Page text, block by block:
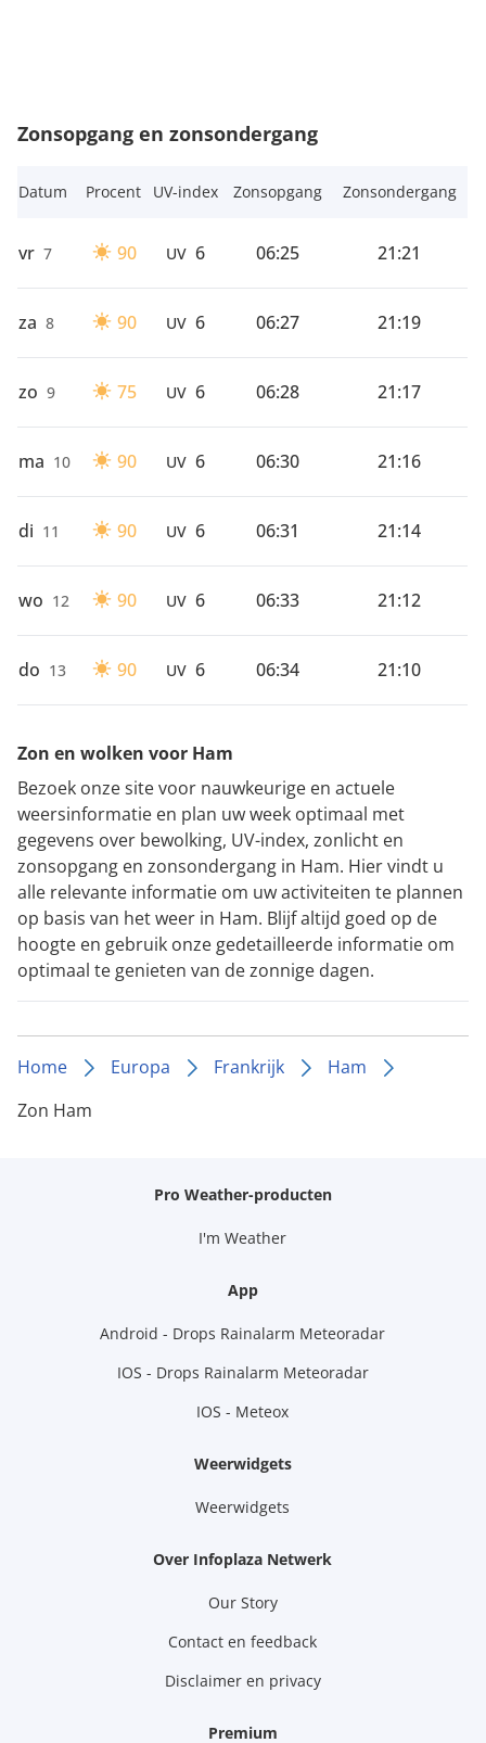
Zonsopgang en zonsondergang
Datum Procent UV-index Zonsopgang Zonsondergang
vr 7 90 UV 6 06:25 21:21
za 8 90 UV 6 06:27 21:19
zo 9 75 UV 6 06:28 21:17
ma 10 90 UV 6 06:30 21:16
di 11 90 UV 6 06:31 21:14
wo 12 90 UV 6 06:33 21:12
do 13 90 UV 6 06:34 21:10
Zon en wolken voor Ham
Bezoek onze site voor nauwkeurige en actuele
weersinformatie en plan uw week optimaal met
gegevens over bewolking, UV-index, zonlicht en
zonsopgang en zonsondergang in Ham. Hier vindt u
alle relevante informatie om uw activiteiten te plannen
op basis van het weer in Ham. Blijf altijd goed op de
hoogte en gebruik onze gedetailleerde informatie om
optimaal te genieten van de zonnige dagen.
Home Europa Frankrijk
Ham
Zon Ham
Pro Weather-producten
I'm Weather
App
Android - Drops Rainalarm Meteoradar
IOS - Drops Rainalarm Meteoradar
IOS - Meteox
Weerwidgets
Weerwidgets
Over Infoplaza Netwerk
Our Story
Contact en feedback
Disclaimer en privacy
Premium